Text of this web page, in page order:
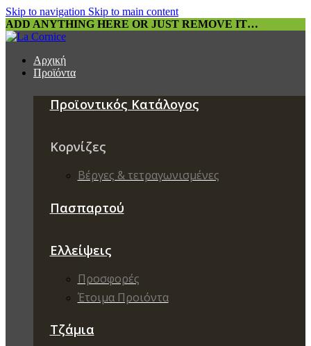
Skip to navigation Skip to main content
ADD ANYTHING HERE OR JUST REMOVE IT…
Αρχική
Προϊόντα
Προϊοντικός Κατάλογος
Κορνίζες
Βέργες & τετραγωνισμένες
Πασπαρτού
Ελλείψεις
Προσφορές
Έτοιμα Προιόντα
Τζάμια